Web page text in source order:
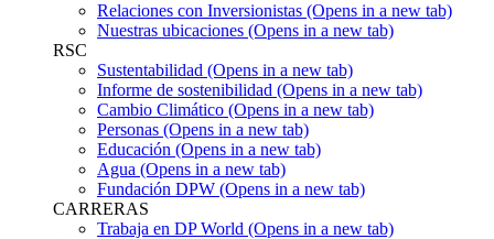
Relaciones con Inversionistas (Opens in a new tab)
Nuestras ubicaciones (Opens in a new tab)
RSC
Sustentabilidad (Opens in a new tab)
Informe de sostenibilidad (Opens in a new tab)
Cambio Climático (Opens in a new tab)
Personas (Opens in a new tab)
Educación (Opens in a new tab)
Agua (Opens in a new tab)
Fundación DPW (Opens in a new tab)
CARRERAS
Trabaja en DP World (Opens in a new tab)